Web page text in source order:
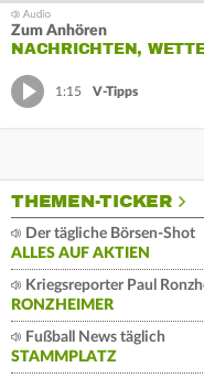
Zum Anhören
NACHRICHTEN,
1:15 V-Tipps
THEMEN-TICKER
Der tägliche Börsen-Shot
ALLES AUF AKTIEN
Kriegsreporter Paul
RONZHEIMER
Fußball News täglich
STAMMPLATZ